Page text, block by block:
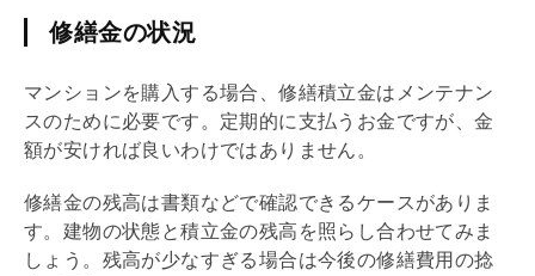
修繕金の状況
マンションを購入する場合、修繕積立金はメンテナン
スのために必要です。定期的に支払うお金ですが、金
額が安ければ良いわけではありません。
修繕金の残高は書類などで確認できるケースがありま
す。建物の状態と積立金の残高を照らし合わせてみま
しょう。残高が少なすぎる場合は今後の修繕費用の捻